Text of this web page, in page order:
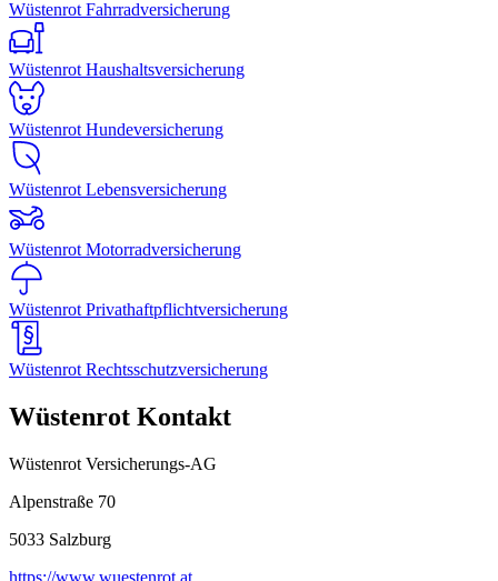
Wüstenrot Fahrradversicherung
Wüstenrot Haushaltsversicherung
Wüstenrot Hundeversicherung
Wüstenrot Lebensversicherung
Wüstenrot Motorradversicherung
Wüstenrot Privathaftpflichtversicherung
Wüstenrot Rechtsschutzversicherung
Wüstenrot Kontakt
Wüstenrot Versicherungs-AG
Alpenstraße 70
5033 Salzburg
https://www.wuestenrot.at